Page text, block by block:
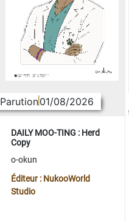
Parution01/08/2026
DAILY MOO-TING : Herd
Copy
o-okun
Éditeur : NukooWorld
Studio